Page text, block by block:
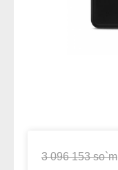
3 096 153 so`m